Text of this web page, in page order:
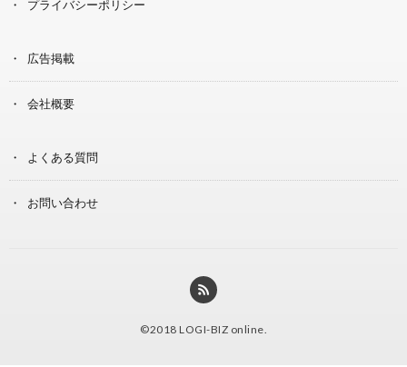
プライバシーポリシー
広告掲載
会社概要
よくある質問
お問い合わせ
©2018 LOGI-BIZ online